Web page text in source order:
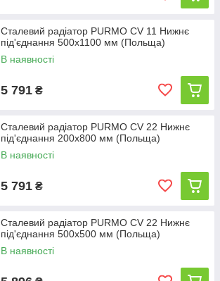
Сталевий радіатор PURMO CV 11 Нижнє
під'єднання 500x1100 мм (Польща)
В наявності
5 791 ₴
Сталевий радіатор PURMO CV 22 Нижнє
під'єднання 200x800 мм (Польща)
В наявності
5 791 ₴
Сталевий радіатор PURMO CV 22 Нижнє
під'єднання 500x500 мм (Польща)
В наявності